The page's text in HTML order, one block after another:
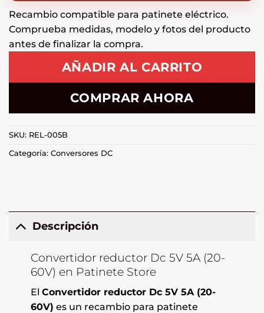
Recambio compatible para patinete eléctrico.
Comprueba medidas, modelo y fotos del producto
antes de finalizar la compra.
AÑADIR AL CARRITO
COMPRAR AHORA
SKU: REL-005B
Categoría: Conversores DC
Descripción
Convertidor reductor Dc 5V 5A (20-
60V) en Patinete Store
El Convertidor reductor Dc 5V 5A (20-
60V) es un recambio para patinete